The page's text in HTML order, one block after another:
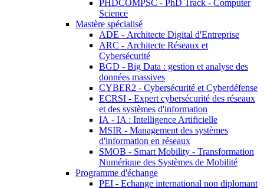
PHDCOMPSC - PhD Track - Computer
Science
Mastère spécialisé
ADE - Architecte Digital d'Entreprise
ARC - Architecte Réseaux et
Cybersécurité
BGD - Big Data : gestion et analyse des
données massives
CYBER2 - Cybersécurité et Cyberdéfense
ECRSI - Expert cybersécurité des réseaux
et des systèmes d'information
IA - IA : Intelligence Artificielle
MSIR - Management des systèmes
d'information en réseaux
SMOB - Smart Mobility - Transformation
Numérique des Systèmes de Mobilité
Programme d'échange
PEI - Echange international non diplomant